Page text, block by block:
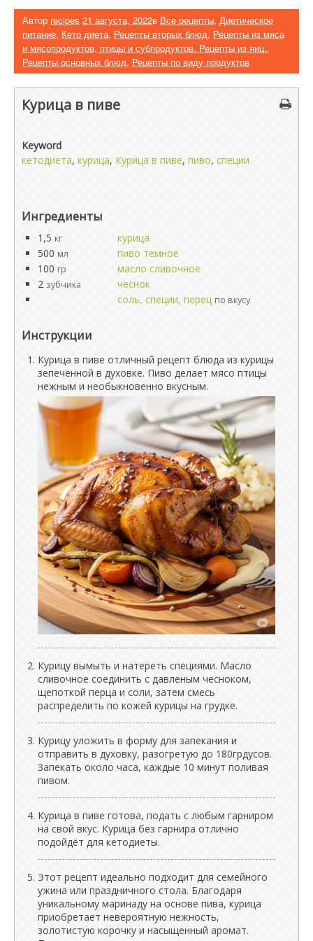
Автор recipes 21 августа, 2022в Все рецепты, Диетическое
питание, Кето диета, Рецепты вторых блюд, Рецепты из мяса
и мясопродуктов, птицы и субпродуктов. Рецепты из яиц.,
Рецепты основных блюд, Рецепты по виду продуктов
Курица в пиве
Keyword
кетодиета, курица, Курица в пиве, пиво, специи
Ингредиенты
1,5 кг
курица
500 мл
пиво темное
100 гр
масло сливочное
2 зубчика
чеснок
соль, специи, перец по вкусу
Инструкции
Курица в пиве отличный рецепт блюда из курицы
зепеченной в духовке. Пиво делает мясо птицы
нежным и необыкновенно вкусным.
Курицу вымыть и натереть специями. Масло
сливочное соединить с давленым чесноком,
щепоткой перца и соли, затем смесь
распределить по кожей курицы на грудке.
Курицу уложить в форму для запекания и
отправить в духовку, разогретую до 180грдусов.
Запекать около часа, каждые 10 минут поливая
пивом.
Курица в пиве готова, подать с любым гарниром
на свой вкус. Курица без гарнира отлично
подойдёт для кетодиеты.
Этот рецепт идеально подходит для семейного
ужина или праздничного стола. Благодаря
уникальному маринаду на основе пива, курица
приобретает невероятную нежность,
золотистую корочку и насыщенный аромат.